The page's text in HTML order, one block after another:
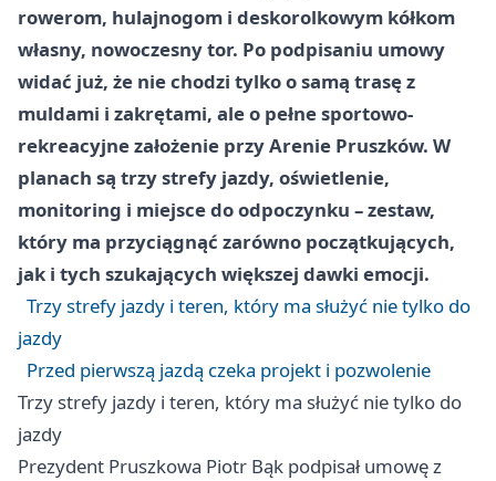
rowerom, hulajnogom i deskorolkowym kółkom
własny, nowoczesny tor. Po podpisaniu umowy
widać już, że nie chodzi tylko o samą trasę z
muldami i zakrętami, ale o pełne sportowo-
rekreacyjne założenie przy Arenie Pruszków. W
planach są trzy strefy jazdy, oświetlenie,
monitoring i miejsce do odpoczynku – zestaw,
który ma przyciągnąć zarówno początkujących,
jak i tych szukających większej dawki emocji.
Trzy strefy jazdy i teren, który ma służyć nie tylko do
jazdy
Przed pierwszą jazdą czeka projekt i pozwolenie
Trzy strefy jazdy i teren, który ma służyć nie tylko do
jazdy
Prezydent Pruszkowa Piotr Bąk podpisał umowę z